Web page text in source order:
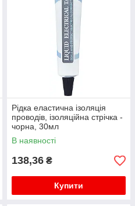
Рідка еластична ізоляція
проводів, ізоляційна стрічка -
чорна, 30мл
В наявності
138,36 ₴
Купити